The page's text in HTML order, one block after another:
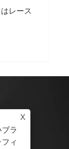
X
ラ
ィ